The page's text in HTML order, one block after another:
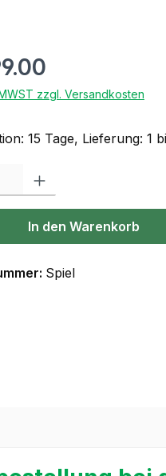
zzgl. Versandkosten
15 Tage, Lieferung: 1
In den Warenkorb
Spiel